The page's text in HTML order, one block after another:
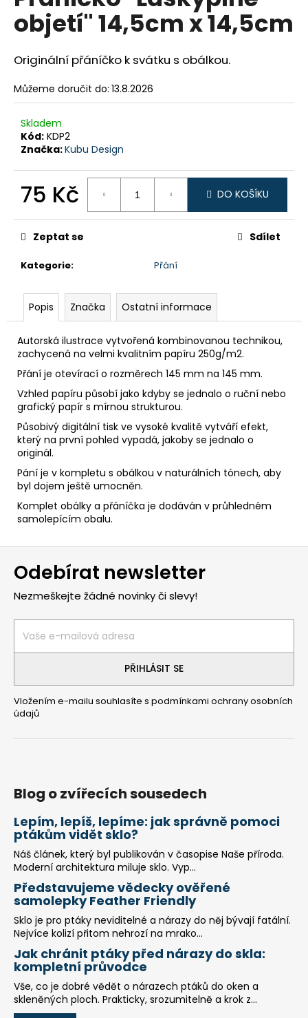
z
hvězdiček.
objetí" 14,5cm x 14,5cm
Originální přáníčko k svátku s obálkou.
Můžeme doručit do: 13.8.2026
Skladem
Kód: KDP2
Značka:Kubu Design
75 Kč
cena:
DO KOŠÍKU
Kategorie: Přání
Zeptat se Sdílet
Popis Značka Ostatní informace
Autorská ilustrace vytvořená kombinovanou technikou,
zachycená na velmi kvalitním papíru 250g/m2.
Přání je otevírací o rozměrech 145 mm na 145 mm.
Vzhled papíru působí jako kdyby se jednalo o ruční nebo
grafický papír s mírnou strukturou.
Působivý digitální tisk ve vysoké kvalitě vytváří efekt,
který na první pohled vypadá, jakoby se jednalo o
originál.
Pání je v kompletu s obálkou v naturálních tónech, aby
byl dojem ještě umocněn.
Komplet obálky a přáníčka je dodáván v průhledném
samolepícím obalu.
a
j
í
t
?
D
o
o
u
j
e
m
e
Z
Odebírat newsletter
Nezmeškejte žádné novinky či slevy!
PŘIHLÁSIT SE
Vložením e-mailu souhlasíte s podmínkami ochrany osobních
údajů
Blog o zvířecích sousedech
Lepím, lepíš, lepíme: jak správně pomoci
ptákům vidět sklo?
Náš článek, který byl publikován v časopise Naše příroda.
Moderní architektura miluje sklo. Vyp...
Představujeme vědecky ověřené
samolepky Feather Friendly
Sklo je pro ptáky neviditelné a nárazy do něj bývají fatální.
Nejvíce kolizí přitom nehrozí na mrako...
Jak chránit ptáky před nárazy do skla:
kompletní průvodce
Vše, co je dobré vědět o nárazech ptáků do oken a
skleněných ploch. Prakticky, srozumitelně a krok z...